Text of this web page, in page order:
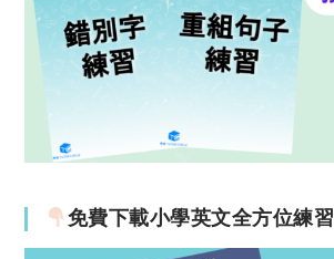
免費下載小學英文全方位練習